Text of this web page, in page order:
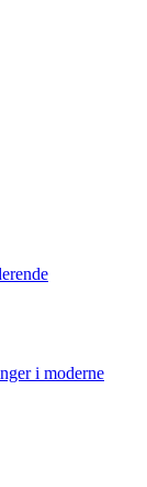
i moderne